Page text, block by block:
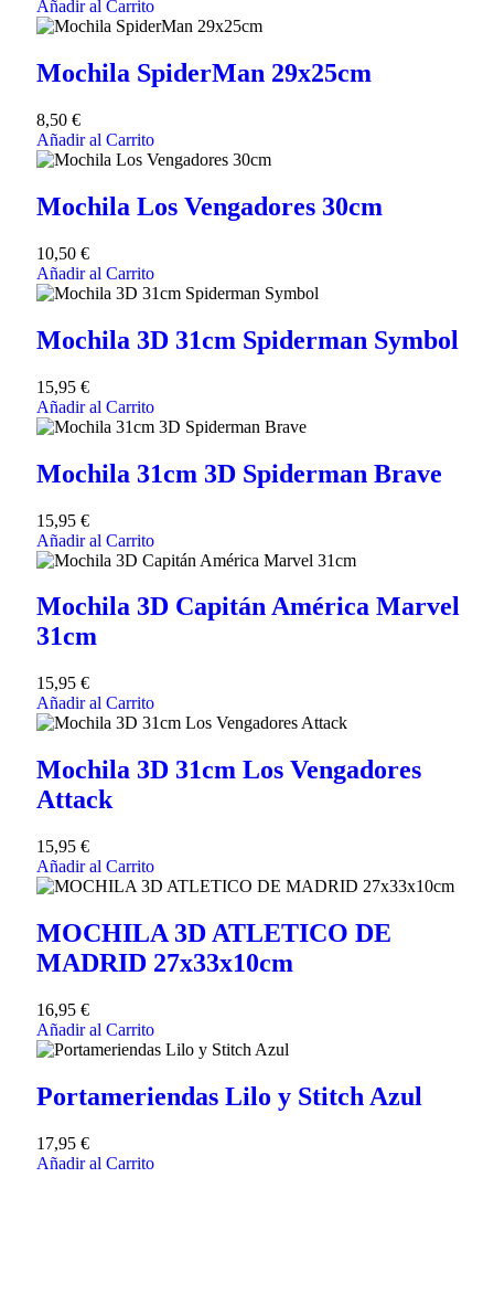
Añadir al Carrito
Mochila SpiderMan 29x25cm
8,50 €
Añadir al Carrito
Mochila Los Vengadores 30cm
10,50 €
Añadir al Carrito
Mochila 3D 31cm Spiderman Symbol
15,95 €
Añadir al Carrito
Mochila 31cm 3D Spiderman Brave
15,95 €
Añadir al Carrito
Mochila 3D Capitán América Marvel
31cm
15,95 €
Añadir al Carrito
Mochila 3D 31cm Los Vengadores
Attack
15,95 €
Añadir al Carrito
MOCHILA 3D ATLETICO DE
MADRID 27x33x10cm
16,95 €
Añadir al Carrito
Portameriendas Lilo y Stitch Azul
17,95 €
Añadir al Carrito